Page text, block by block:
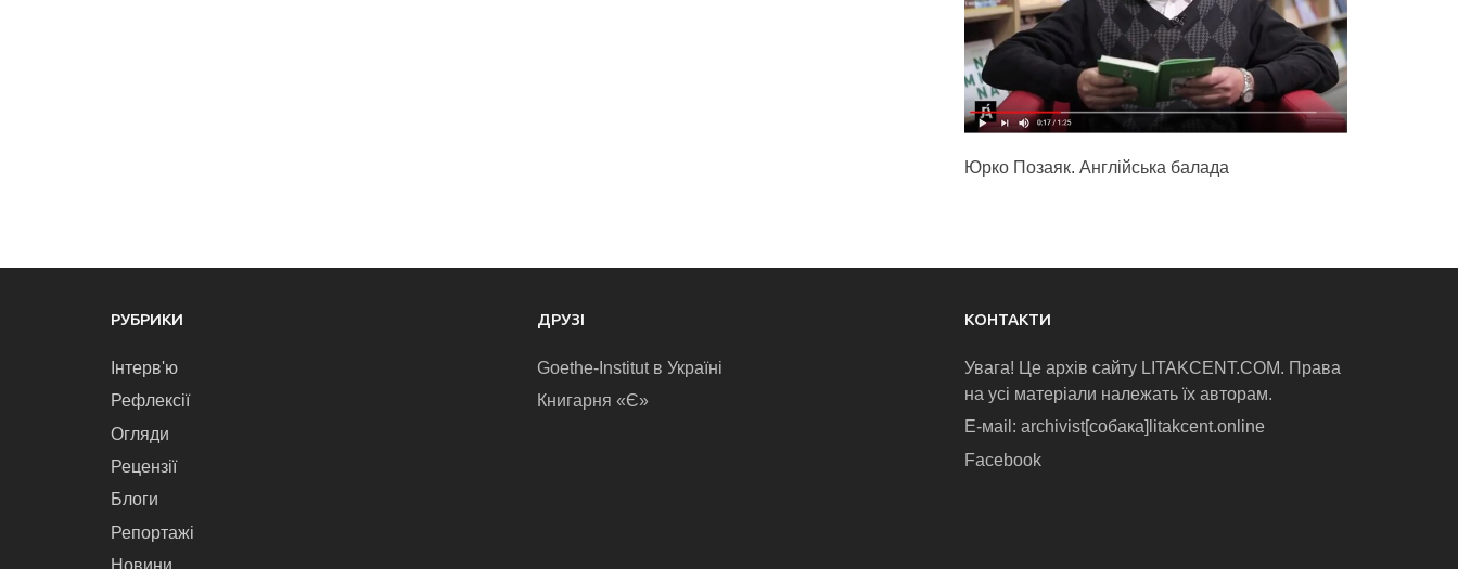
Юрко Позаяк. Англійська балада
РУБРИКИ
Інтерв'ю
Рефлексії
Огляди
Рецензії
Блоги
Репортажі
Новини
ДРУЗІ
Goethe-Institut в Україні
Книгарня «Є»
КОНТАКТИ
Увага! Це архів сайту LITAKCENT.COM. Права
на усі матеріали належать їх авторам.
E-маіl: archivist[собака]litakcent.online
Facebook